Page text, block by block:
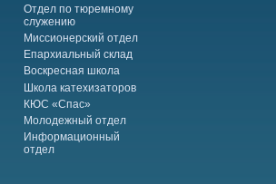
Отдел по тюремному
служению
Миссионерский отдел
Епархиальный склад
Воскресная школа
Школа катехизаторов
КЮС «Спас»
Молодежный отдел
Информационный
отдел